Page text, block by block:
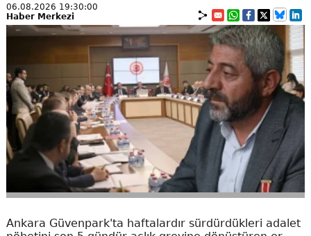
06.08.2026 19:30:00
Haber Merkezi
Ankara Güvenpark'ta haftalardır sürdürdükleri adalet